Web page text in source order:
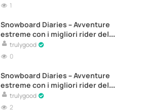
1
Snowboard Diaries – Avventure
estreme con i migliori rider del
mondo – Documentario (Episodio 4)
trulygood
0
Snowboard Diaries – Avventure
estreme con i migliori rider del
mondo – Documentario (Episodio 2)
trulygood
2